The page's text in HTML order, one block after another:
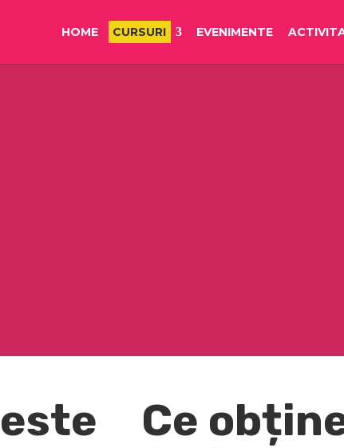
HOME CURSURI EVENIMENTE
Ce